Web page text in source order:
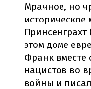
Мрачное, но
историческое
этом доме
Франк вместе
нацистов во
войны и